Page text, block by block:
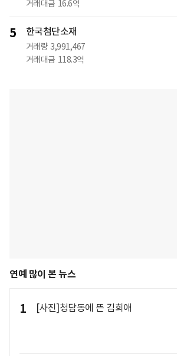
거래대금 16.6억
5 한국첨단소재
거래량 3,991,467
거래대금 118.3억
연예 많이 본 뉴스
1 [사진]청담동에 뜬 김희애